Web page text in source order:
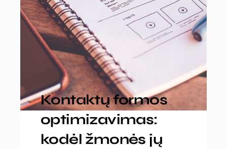
Kontaktų formos
optimizavimas:
kodėl žmonės jų